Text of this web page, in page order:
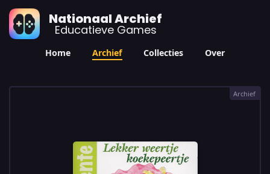
Nationaal Archief
Educatieve Games
Home Archief Collecties Over
Archief